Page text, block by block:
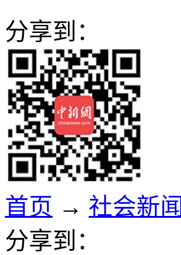
分享到：
首页 → 社会新闻
分享到：